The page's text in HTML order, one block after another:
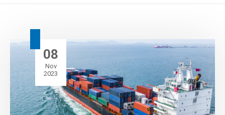
08
Nov
2023